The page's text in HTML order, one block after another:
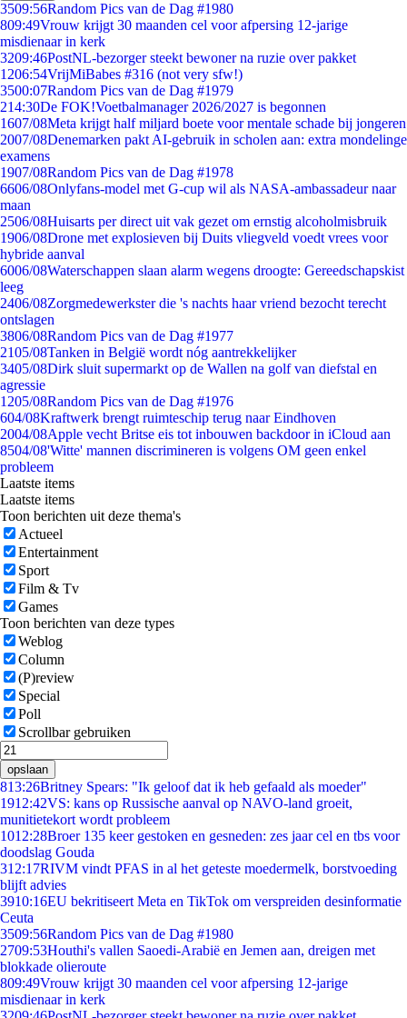
3509:56Random Pics van de Dag #1980
809:49Vrouw krijgt 30 maanden cel voor afpersing 12-jarige
misdienaar in kerk
3209:46PostNL-bezorger steekt bewoner na ruzie over pakket
1206:54VrijMiBabes #316 (not very sfw!)
3500:07Random Pics van de Dag #1979
214:30De FOK!Voetbalmanager 2026/2027 is begonnen
1607/08Meta krijgt half miljard boete voor mentale schade bij jongeren
2007/08Denemarken pakt AI-gebruik in scholen aan: extra mondelinge
examens
1907/08Random Pics van de Dag #1978
6606/08Onlyfans-model met G-cup wil als NASA-ambassadeur naar
maan
2506/08Huisarts per direct uit vak gezet om ernstig alcoholmisbruik
1906/08Drone met explosieven bij Duits vliegveld voedt vrees voor
hybride aanval
6006/08Waterschappen slaan alarm wegens droogte: Gereedschapskist
leeg
2406/08Zorgmedewerkster die 's nachts haar vriend bezocht terecht
ontslagen
3806/08Random Pics van de Dag #1977
2105/08Tanken in België wordt nóg aantrekkelijker
3405/08Dirk sluit supermarkt op de Wallen na golf van diefstal en
agressie
1205/08Random Pics van de Dag #1976
604/08Kraftwerk brengt ruimteschip terug naar Eindhoven
2004/08Apple vecht Britse eis tot inbouwen backdoor in iCloud aan
8504/08'Witte' mannen discrimineren is volgens OM geen enkel
probleem
Laatste items
Laatste items
Toon berichten uit deze thema's
Actueel
Entertainment
Sport
Film & Tv
Games
Toon berichten van deze types
Weblog
Column
(P)review
Special
Poll
Scrollbar gebruiken
opslaan
813:26Britney Spears: "Ik geloof dat ik heb gefaald als moeder"
1912:42VS: kans op Russische aanval op NAVO-land groeit,
munitietekort wordt probleem
1012:28Broer 135 keer gestoken en gesneden: zes jaar cel en tbs voor
doodslag Gouda
312:17RIVM vindt PFAS in al het geteste moedermelk, borstvoeding
blijft advies
3910:16EU bekritiseert Meta en TikTok om verspreiden desinformatie
Ceuta
3509:56Random Pics van de Dag #1980
2709:53Houthi's vallen Saoedi-Arabië en Jemen aan, dreigen met
blokkade olieroute
809:49Vrouw krijgt 30 maanden cel voor afpersing 12-jarige
misdienaar in kerk